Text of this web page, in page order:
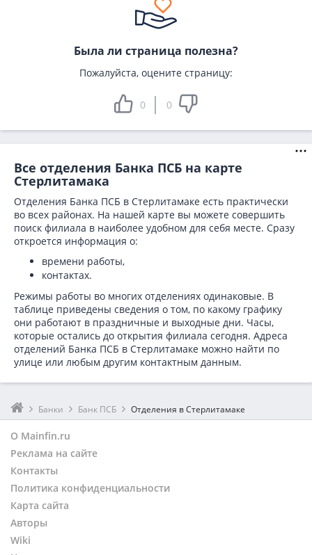
Была ли страница полезна?
Пожалуйста, оцените страницу:
0 0
Все отделения Банка ПСБ на карте
Стерлитамака
Отделения Банка ПСБ в Стерлитамаке есть практически
во всех районах. На нашей карте вы можете совершить
поиск филиала в наиболее удобном для себя месте. Сразу
откроется информация о:
времени работы,
контактах.
Режимы работы во многих отделениях одинаковые. В
таблице приведены сведения о том, по какому графику
они работают в праздничные и выходные дни. Часы,
которые остались до открытия филиала сегодня. Адреса
отделений Банка ПСБ в Стерлитамаке можно найти по
улице или любым другим контактным данным.
Банки Банк ПСБ Отделения в Стерлитамаке
О Mainfin.ru
Реклама на сайте
Контакты
Политика конфиденциальности
Карта сайта
Авторы
Wiki